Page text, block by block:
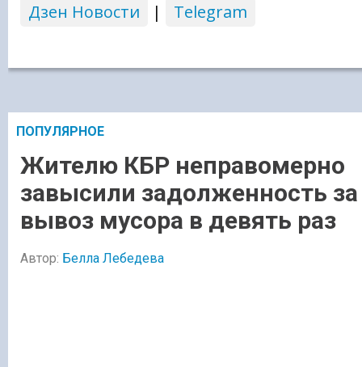
Дзен Новости
| Telegram
ПОПУЛЯРНОЕ
Жителю КБР неправомерно
завысили задолженность за
вывоз мусора в девять раз
Автор: Белла Лебедева